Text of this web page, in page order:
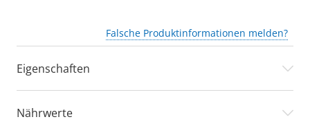
Falsche Produktinformationen melden?
Eigenschaften
Nährwerte